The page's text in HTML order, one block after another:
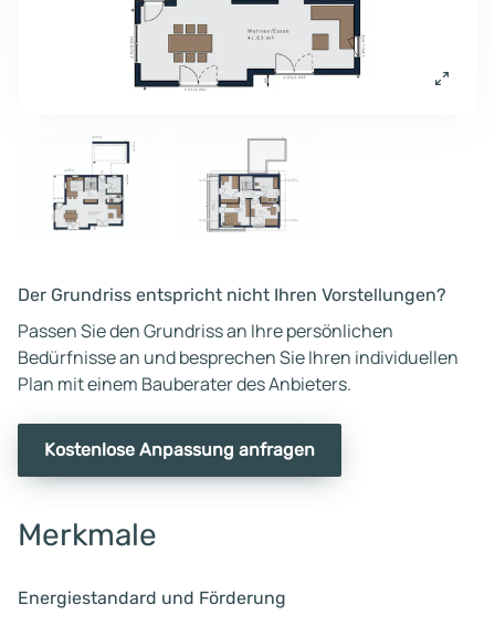
Der Grundriss entspricht nicht Ihren Vorstellungen?
Passen Sie den Grundriss an Ihre persönlichen
Bedürfnisse an und besprechen Sie Ihren individuellen
Plan mit einem Bauberater des Anbieters.
Kostenlose Anpassung anfragen
Merkmale
Energiestandard und Förderung